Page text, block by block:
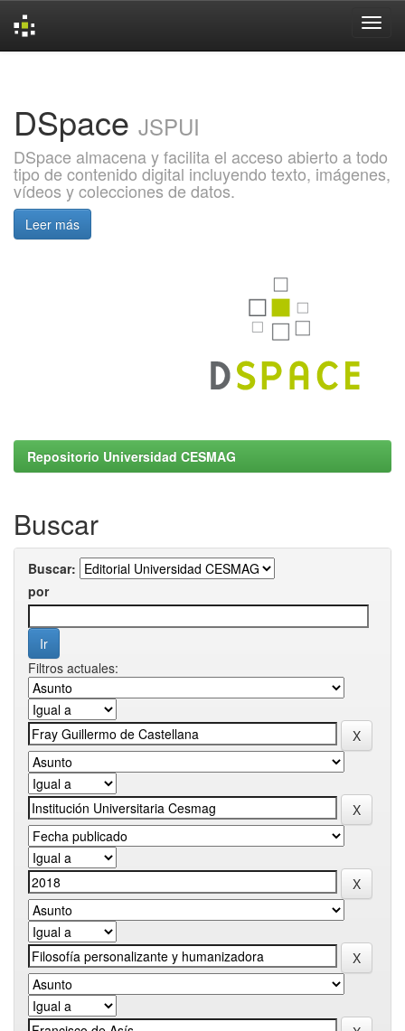
DSpace JSPUI
DSpace almacena y facilita el acceso abierto a todo
tipo de contenido digital incluyendo texto, imágenes,
vídeos y colecciones de datos.
Leer más
Repositorio Universidad CESMAG
Buscar
Buscar:
por
Filtros actuales: